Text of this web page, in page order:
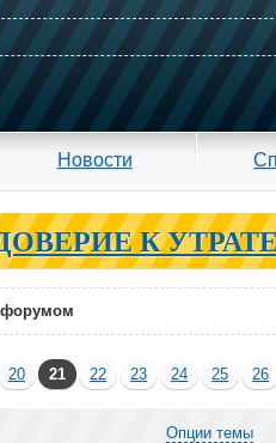
Новости
К
форумом
20 21 22 23 24 25 26
Опции темы